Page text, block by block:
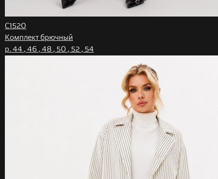
С1520
Комплект брючный
р. 44 , 46 , 48 , 50 , 52 , 54